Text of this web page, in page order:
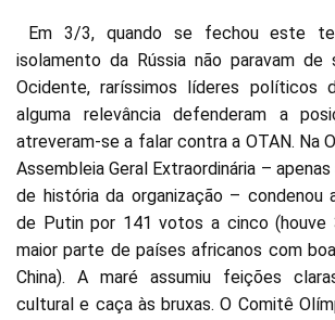
Em 3/3, quando se fechou este
isolamento da Rússia não paravam de
Ocidente, raríssimos líderes políticos
alguma relevância defenderam a
atreveram-se a falar contra a OTAN. Na
Assembleia Geral Extraordinária – apenas
de história da organização – condenou
de Putin por 141 votos a cinco (houve
maior parte de países africanos com
China). A maré assumiu feições
cultural e caça às bruxas. O Comitê